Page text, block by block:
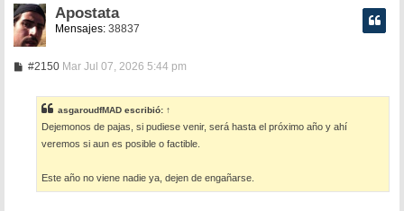
Apostata
Mensajes:38837
#2150M
a
j
e
Mar Jul 07, 2026 5:44 pm
asgaroudfMAD escribió: ↑
Dejemonos de pajas, si pudiese venir, será hasta el próximo año y ahí
veremos si aun es posible o factible.
Este año no viene nadie ya, dejen de engañarse.